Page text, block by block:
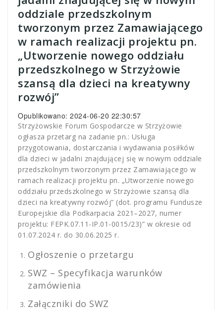
oddziale przedszkolnym
tworzonym przez Zamawiającego
w ramach realizacji projektu pn.
„Utworzenie nowego oddziału
przedszkolnego w Strzyżowie
szansą dla dzieci na kreatywny
rozwój”
Opublikowano: 2024-06-20 22:30:57
Strzyżowskie Forum Gospodarcze w Strzyżowie
ogłasza przetarg na zadanie pn.: Usługa
przygotowania, dostarczania i wydawania posiłków
dla dzieci w jadalni znajdującej się w nowym oddziale
przedszkolnym tworzonym przez Zamawiającego w
ramach realizacji projektu pn. „Utworzenie nowego
oddziału przedszkolnego w Strzyżowie szansą dla
dzieci na kreatywny rozwój” (dot. programu Fundusze
Europejskie dla Podkarpacia 2021–2027, numer
projektu: FEPK.07.11-IP.01-0015/23)” w okresie od
01.07.2024 r. do 30.06.2025 r.
Ogłoszenie o przetargu
SWZ – Specyfikacja warunków
zamówienia
Załączniki do SWZ